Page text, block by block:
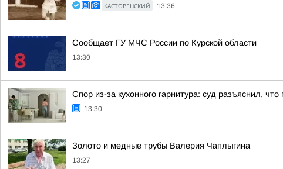
КАСТОРЕНСКИЙ 13:36
Сообщает ГУ МЧС России по Курской области
13:30
Спор из-за кухонного гарнитура: суд разъяснил,
13:30
Золото и медные трубы Валерия Чаплыгина
13:27